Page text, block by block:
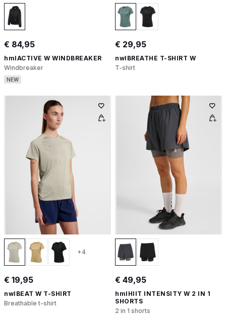
€ 84,95
hmlACTIVE W WINDBREAKER
Windbreaker
NEW
€ 29,95
nwlBREATHE T-SHIRT W
T-shirt
+4
€ 19,95
nwlBEAT W T-SHIRT
Breathable t-shirt
€ 49,95
hmlHIIT INTENSITY W 2 IN 1
SHORTS
2 in 1 shorts